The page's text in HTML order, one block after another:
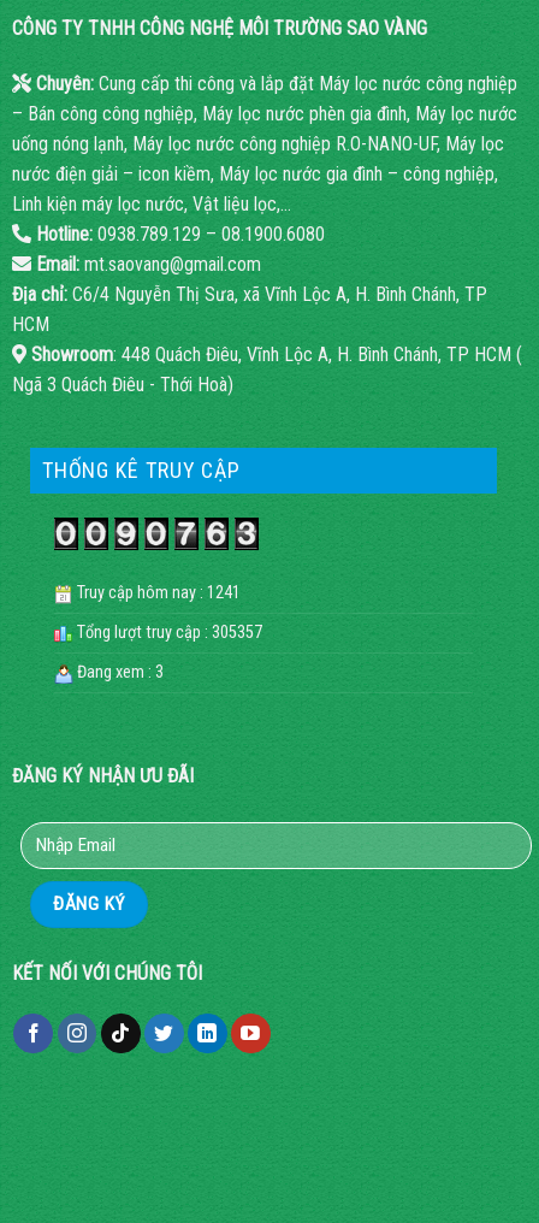
CÔNG TY TNHH CÔNG NGHỆ MÔI TRƯỜNG SAO VÀNG
Chuyên: Cung cấp thi công và lắp đặt Máy lọc nước công nghiệp
– Bán công công nghiệp, Máy lọc nước phèn gia đình, Máy lọc nước
uống nóng lạnh, Máy lọc nước công nghiệp R.O-NANO-UF, Máy lọc
nước điện giải – icon kiềm, Máy lọc nước gia đình – công nghiệp,
Linh kiện máy lọc nước, Vật liệu lọc,…
Hotline:0938.789.129 – 08.1900.6080
Email:mt.saovang@gmail.com
Địa chỉ: C6/4 Nguyễn Thị Sưa, xã Vĩnh Lộc A, H. Bình Chánh, TP
HCM
Showroom: 448 Quách Điêu, Vĩnh Lộc A, H. Bình Chánh, TP HCM (
Ngã 3 Quách Điêu - Thới Hoà)
THỐNG KÊ TRUY CẬP
Truy cập hôm nay : 1241
Tổng lượt truy cập : 305357
Đang xem : 3
ĐĂNG KÝ NHẬN ƯU ĐÃI
KẾT NỐI VỚI CHÚNG TÔI